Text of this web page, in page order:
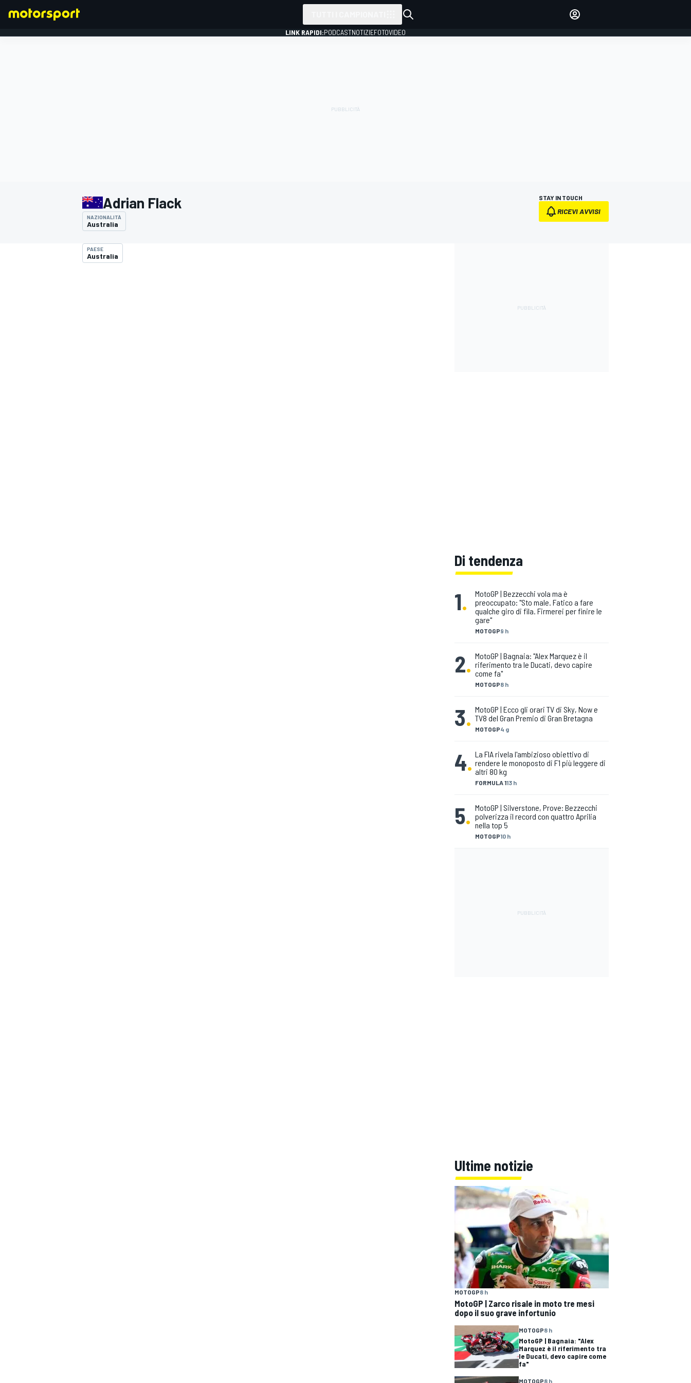
ACCEDI
LINK RAPIDI:PODCASTNOTIZIEFOTOVIDEO
Adrian Flack
NAZIONALITÀ
Australia
STAY IN TOUCH
RICEVI AVVISI
PAESE
Australia
Di tendenza
1.
MOTOGP9 h
MotoGP | Bezzecchi vola ma è
preoccupato: "Sto male. Fatico a fare
qualche giro di fila. Firmerei per finire le
gare"
2.
MOTOGP8 h
MotoGP | Bagnaia: "Alex Marquez è il
riferimento tra le Ducati, devo capire
come fa"
3. MOTOGP4 g
MotoGP | Ecco gli orari TV di Sky, Now e
TV8 del Gran Premio di Gran Bretagna
4.
FORMULA 113 h
La FIA rivela l'ambizioso obiettivo di
rendere le monoposto di F1 più leggere di
altri 80 kg
5.
MOTOGP10 h
MotoGP | Silverstone, Prove: Bezzecchi
polverizza il record con quattro Aprilia
nella top 5
Ultime notizie
MOTOGP8 h
MotoGP | Zarco risale in moto tre mesi
dopo il suo grave infortunio
MOTOGP8 h
MotoGP | Bagnaia: "Alex
Marquez è il riferimento tra
le Ducati, devo capire come
fa"
MOTOGP8 h